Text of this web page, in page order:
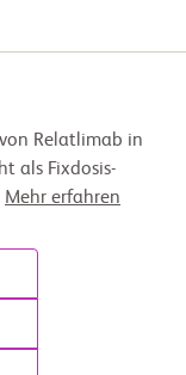
Relatlimab in
als Fixdosis-
Mehr erfahren